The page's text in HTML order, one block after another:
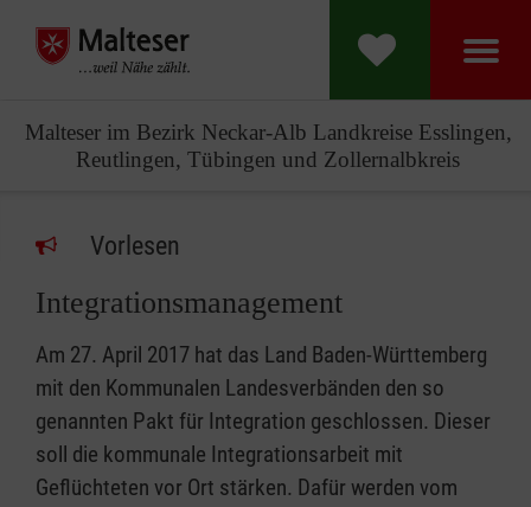
Malteser im Bezirk Neckar-Alb Landkreise Esslingen,
Reutlingen, Tübingen und Zollernalbkreis
Vorlesen
Integrationsmanagement
Am 27. April 2017 hat das Land Baden-Württemberg
mit den Kommunalen Landesverbänden den so
genannten Pakt für Integration geschlossen. Dieser
soll die kommunale Integrationsarbeit mit
Geflüchteten vor Ort stärken. Dafür werden vom